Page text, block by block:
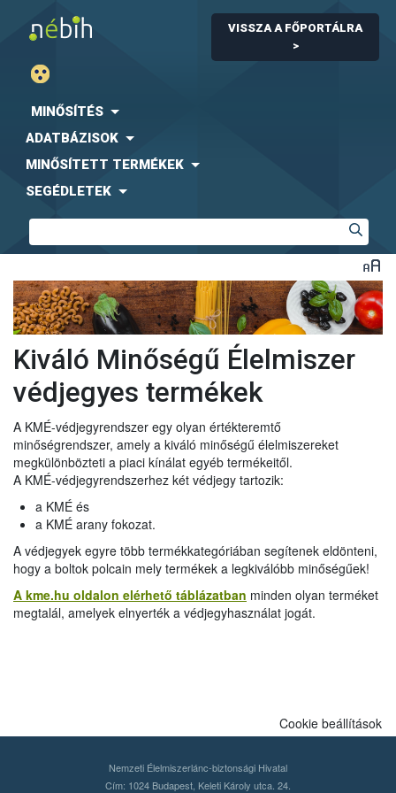
VISSZA A FŐPORTÁLRA
>
MINŐSÍTÉS
ADATBÁZISOK
MINŐSÍTETT TERMÉKEK
SEGÉDLETEK
Kiváló Minőségű Élelmiszer
védjegyes termékek
A KMÉ-védjegyrendszer egy olyan értékteremtő
minőségrendszer, amely a kiváló minőségű élelmiszereket
megkülönbözteti a piaci kínálat egyéb termékeitől.
A KMÉ-védjegyrendszerhez két védjegy tartozik:
a KMÉ és
a KMÉ arany fokozat.
A védjegyek egyre több termékkategóriában segítenek eldönteni,
hogy a boltok polcain mely termékek a legkiválóbb minőségűek!
A kme.hu oldalon elérhető táblázatban minden olyan terméket
megtalál, amelyek elnyerték a védjegyhasználat jogát.
Cookie beállítások
Nemzeti Élelmiszerlánc-biztonsági Hivatal
Cím: 1024 Budapest, Keleti Károly utca. 24.